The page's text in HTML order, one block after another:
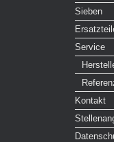
Sieben
Service
Kontakt